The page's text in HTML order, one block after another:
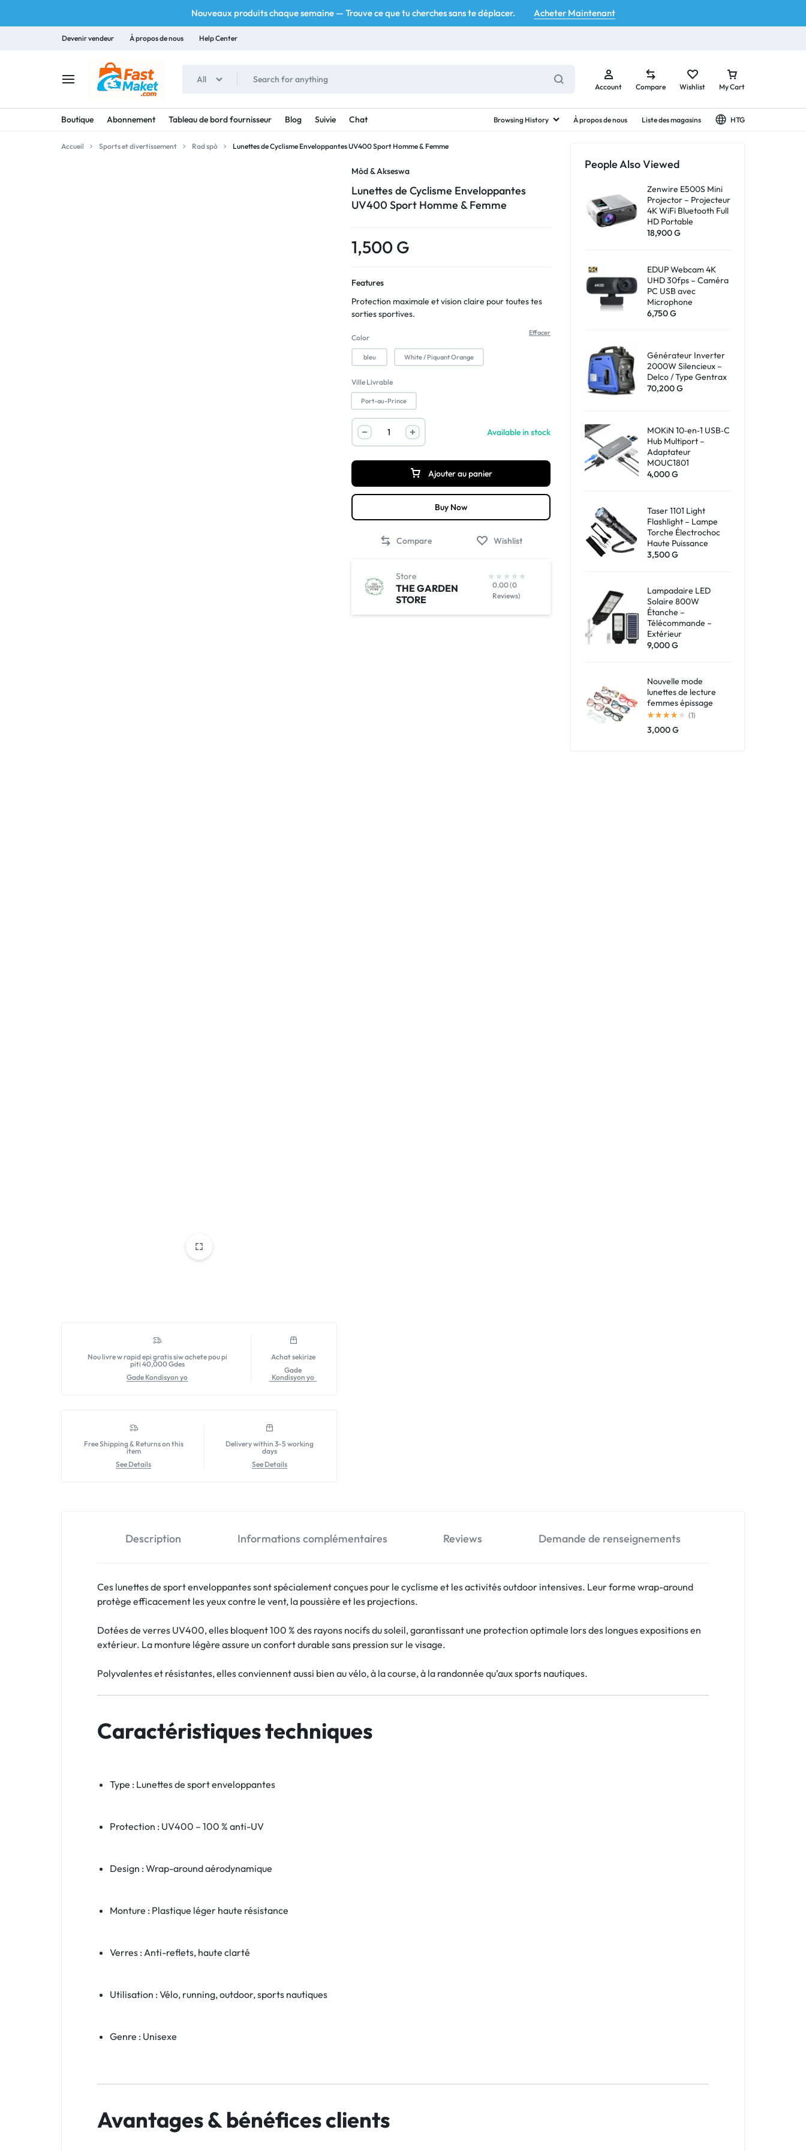
Nouveaux produits chaque semaine — Trouve ce que tu cherches sans te déplacer. Acheter Maintenant
Devenir vendeur À propos de nous Help Center
FASTMAKET
All
Account Compare Wishlist My Cart
Your bag is empty
Don't miss out on great deals! Start shopping or
Sign in to view products added.
Shop What's New
Sign in
Boutique Abonnement Tableau de bord fournisseur Blog Suivie Chat Browsing History À propos de nous Liste des magasins HTG
Accueil Sports et divertissement Rad spò Lunettes de Cyclisme Enveloppantes UV400 Sport Homme & Femme
Nou livre w rapid epi gratis siw achete pou pi
piti 40,000 Gdes
Gade Kondisyon yo
Achat sekirize
Gade
Kondisyon yo
Free Shipping & Returns on this
item
See Details
Delivery within 3-5 working
days
See Details
Mòd & Akseswa
Lunettes de Cyclisme Enveloppantes
UV400 Sport Homme & Femme
1,500 G
Features
Protection maximale et vision claire pour toutes tes
sorties sportives.
Color
bleu White / Piquant Orange
Ville Livrable
Port-au-Prince
Effacer
Available in stock
Ajouter au panier
Buy Now
Compare Wishlist
Store
THE GARDEN
STORE
0.00 (0
Reviews)
People Also Viewed
Zenwire E500S Mini
Projector – Projecteur
4K WiFi Bluetooth Full
HD Portable
18,900G
EDUP Webcam 4K
UHD 30fps – Caméra
PC USB avec
Microphone
6,750G
Générateur Inverter
2000W Silencieux –
Delco / Type Gentrax
70,200G
MOKiN 10‑en‑1 USB‑C
Hub Multiport –
Adaptateur
MOUC1801
4,000G
Taser 1101 Light
Flashlight – Lampe
Torche Électrochoc
Haute Puissance
3,500G
Lampadaire LED
Solaire 800W
Étanche –
Télécommande –
Extérieur
9,000G
Nouvelle mode
lunettes de lecture
femmes épissage
(1)
3,000G
Description Informations complémentaires Reviews Demande de renseignements
Ces lunettes de sport enveloppantes sont spécialement conçues pour le cyclisme et les activités outdoor intensives. Leur forme wrap-around
protège efficacement les yeux contre le vent, la poussière et les projections.
Dotées de verres UV400, elles bloquent 100 % des rayons nocifs du soleil, garantissant une protection optimale lors des longues expositions en
extérieur. La monture légère assure un confort durable sans pression sur le visage.
Polyvalentes et résistantes, elles conviennent aussi bien au vélo, à la course, à la randonnée qu’aux sports nautiques.
Caractéristiques techniques
Type : Lunettes de sport enveloppantes
Protection : UV400 – 100 % anti-UV
Design : Wrap-around aérodynamique
Monture : Plastique léger haute résistance
Verres : Anti-reflets, haute clarté
Utilisation : Vélo, running, outdoor, sports nautiques
Genre : Unisexe
Avantages & bénéfices clients